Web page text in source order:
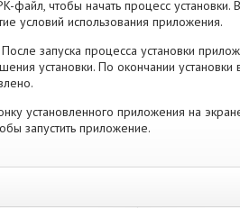
файл, чтобы начать процесс
условий использования приложения.
запуска процесса установки
установки. По окончании
установленного приложения на
запустить приложение.